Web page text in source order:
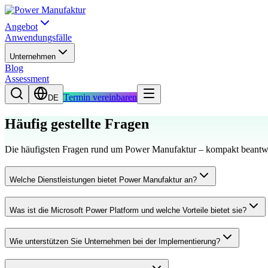
Angebot
Anwendungsfälle
Unternehmen
Blog
Assessment
DE Termin vereinbaren
Häufig gestellte Fragen
Die häufigsten Fragen rund um Power Manufaktur – kompakt
Welche Dienstleistungen bietet Power Manufaktur an?
Was ist die Microsoft Power Platform und welche Vorteile bietet sie?
Wie unterstützen Sie Unternehmen bei der Implementierung?